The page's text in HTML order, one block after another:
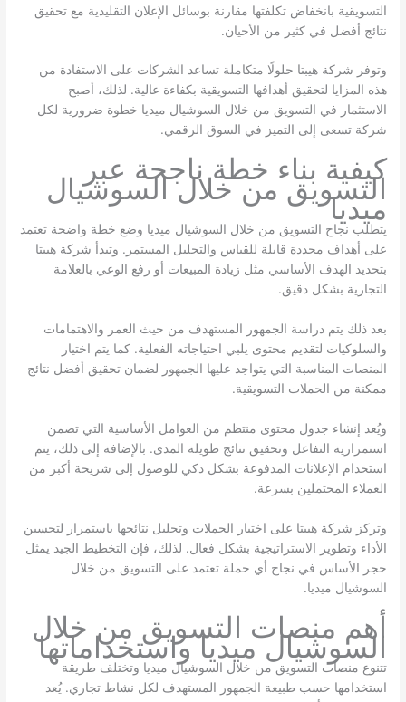
التسويقية بانخفاض تكلفتها مقارنة بوسائل الإعلان التقليدية مع تحقيق
نتائج أفضل في كثير من الأحيان.
وتوفر شركة هيبتا حلولًا متكاملة تساعد الشركات على الاستفادة من
هذه المزايا لتحقيق أهدافها التسويقية بكفاءة عالية. لذلك، أصبح
الاستثمار في التسويق من خلال السوشيال ميديا خطوة ضرورية لكل
شركة تسعى إلى التميز في السوق الرقمي.
كيفية بناء خطة ناجحة عبر
التسويق من خلال السوشيال
ميديا
يتطلب نجاح التسويق من خلال السوشيال ميديا وضع خطة واضحة تعتمد
على أهداف محددة قابلة للقياس والتحليل المستمر. وتبدأ شركة هيبتا
بتحديد الهدف الأساسي مثل زيادة المبيعات أو رفع الوعي بالعلامة
التجارية بشكل دقيق.
بعد ذلك يتم دراسة الجمهور المستهدف من حيث العمر والاهتمامات
والسلوكيات لتقديم محتوى يلبي احتياجاته الفعلية. كما يتم اختيار
المنصات المناسبة التي يتواجد عليها الجمهور لضمان تحقيق أفضل نتائج
ممكنة من الحملات التسويقية.
ويُعد إنشاء جدول محتوى منتظم من العوامل الأساسية التي تضمن
استمرارية التفاعل وتحقيق نتائج طويلة المدى. بالإضافة إلى ذلك، يتم
استخدام الإعلانات المدفوعة بشكل ذكي للوصول إلى شريحة أكبر من
العملاء المحتملين بسرعة.
وتركز شركة هيبتا على اختبار الحملات وتحليل نتائجها باستمرار لتحسين
الأداء وتطوير الاستراتيجية بشكل فعال. لذلك، فإن التخطيط الجيد يمثل
حجر الأساس في نجاح أي حملة تعتمد على التسويق من خلال
السوشيال ميديا.
أهم منصات التسويق من خلال
السوشيال ميديا واستخداماتها
تتنوع منصات التسويق من خلال السوشيال ميديا وتختلف طريقة
استخدامها حسب طبيعة الجمهور المستهدف لكل نشاط تجاري. يُعد